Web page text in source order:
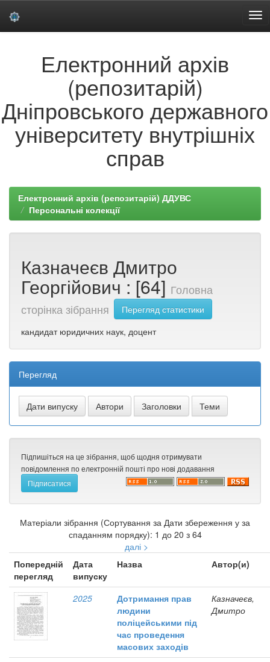
Електронний архів
(репозитарій)
Дніпровського державного
університету внутрішніх
справ
Електронний архів (репозитарій) ДДУВС
Персональні колекції
Казначеєв Дмитро
Георгійович : [64] Головна
сторінка зібрання
Перегляд статистики
кандидат юридичних наук, доцент
Перегляд
Підпишіться на це зібрання, щоб щодня отримувати
повідомлення по електронній пошті про нові додавання
Матеріали зібрання (Сортування за Дати збереження у за
спаданням порядку): 1 до 20 з 64
далі >
Попередній
перегляд
Дата
випуску
Назва Автор(и)
2025
Дотримання прав
людини
поліцейськими під
час проведення
масових заходів
Казначеєв,
Дмитро